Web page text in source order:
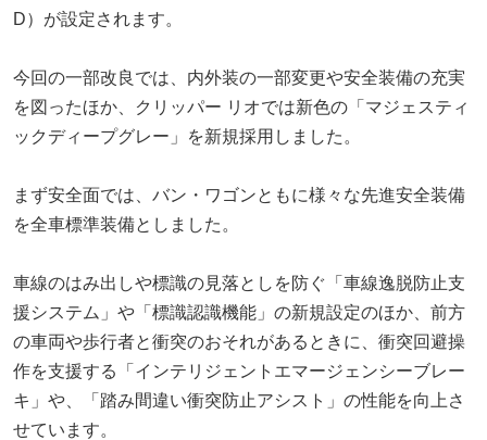
D）が設定されます。
今回の一部改良では、内外装の一部変更や安全装備の充実
を図ったほか、クリッパー リオでは新色の「マジェスティ
ックディープグレー」を新規採用しました。
まず安全面では、バン・ワゴンともに様々な先進安全装備
を全車標準装備としました。
車線のはみ出しや標識の見落としを防ぐ「車線逸脱防止支
援システム」や「標識認識機能」の新規設定のほか、前方
の車両や歩行者と衝突のおそれがあるときに、衝突回避操
作を支援する「インテリジェントエマージェンシーブレー
キ」や、「踏み間違い衝突防止アシスト」の性能を向上さ
せています。